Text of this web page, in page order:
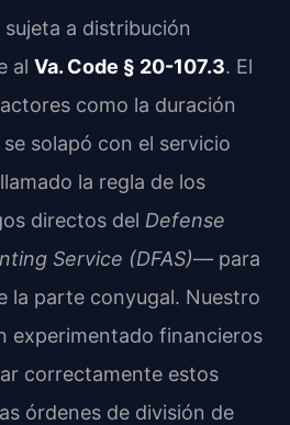
sujeta a distribución
al Va. Code § 20-107.3. El
como la duración
solapó con el servicio
la regla de los
directos del Defense
Service (DFAS)— para
la parte conyugal. Nuestro
experimentado financieros
correctamente estos
órdenes de división de